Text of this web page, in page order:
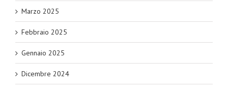
Marzo 2025
Febbraio 2025
Gennaio 2025
Dicembre 2024